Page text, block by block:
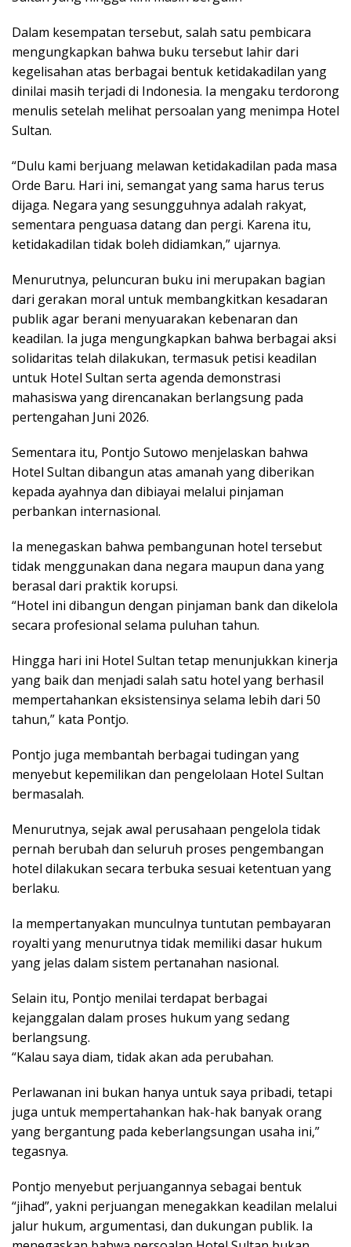
Dalam kesempatan tersebut, salah satu pembicara
mengungkapkan bahwa buku tersebut lahir dari
kegelisahan atas berbagai bentuk ketidakadilan yang
dinilai masih terjadi di Indonesia. Ia mengaku terdorong
menulis setelah melihat persoalan yang menimpa Hotel
Sultan.
“Dulu kami berjuang melawan ketidakadilan pada masa
Orde Baru. Hari ini, semangat yang sama harus terus
dijaga. Negara yang sesungguhnya adalah rakyat,
sementara penguasa datang dan pergi. Karena itu,
ketidakadilan tidak boleh didiamkan,” ujarnya.
Menurutnya, peluncuran buku ini merupakan bagian
dari gerakan moral untuk membangkitkan kesadaran
publik agar berani menyuarakan kebenaran dan
keadilan. Ia juga mengungkapkan bahwa berbagai aksi
solidaritas telah dilakukan, termasuk petisi keadilan
untuk Hotel Sultan serta agenda demonstrasi
mahasiswa yang direncanakan berlangsung pada
pertengahan Juni 2026.
Sementara itu, Pontjo Sutowo menjelaskan bahwa
Hotel Sultan dibangun atas amanah yang diberikan
kepada ayahnya dan dibiayai melalui pinjaman
perbankan internasional.
Ia menegaskan bahwa pembangunan hotel tersebut
tidak menggunakan dana negara maupun dana yang
berasal dari praktik korupsi.
“Hotel ini dibangun dengan pinjaman bank dan dikelola
secara profesional selama puluhan tahun.
Hingga hari ini Hotel Sultan tetap menunjukkan kinerja
yang baik dan menjadi salah satu hotel yang berhasil
mempertahankan eksistensinya selama lebih dari 50
tahun,” kata Pontjo.
Pontjo juga membantah berbagai tudingan yang
menyebut kepemilikan dan pengelolaan Hotel Sultan
bermasalah.
Menurutnya, sejak awal perusahaan pengelola tidak
pernah berubah dan seluruh proses pengembangan
hotel dilakukan secara terbuka sesuai ketentuan yang
berlaku.
Ia mempertanyakan munculnya tuntutan pembayaran
royalti yang menurutnya tidak memiliki dasar hukum
yang jelas dalam sistem pertanahan nasional.
Selain itu, Pontjo menilai terdapat berbagai
kejanggalan dalam proses hukum yang sedang
berlangsung.
“Kalau saya diam, tidak akan ada perubahan.
Perlawanan ini bukan hanya untuk saya pribadi, tetapi
juga untuk mempertahankan hak-hak banyak orang
yang bergantung pada keberlangsungan usaha ini,”
tegasnya.
Pontjo menyebut perjuangannya sebagai bentuk
“jihad”, yakni perjuangan menegakkan keadilan melalui
jalur hukum, argumentasi, dan dukungan publik. Ia